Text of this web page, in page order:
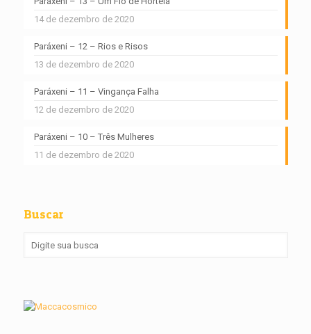
14 de dezembro de 2020
Paráxeni – 12 – Rios e Risos
13 de dezembro de 2020
Paráxeni – 11 – Vingança Falha
12 de dezembro de 2020
Paráxeni – 10 – Três Mulheres
11 de dezembro de 2020
Buscar